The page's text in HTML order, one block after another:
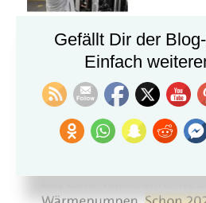
Gefällt Dir der
Einfach